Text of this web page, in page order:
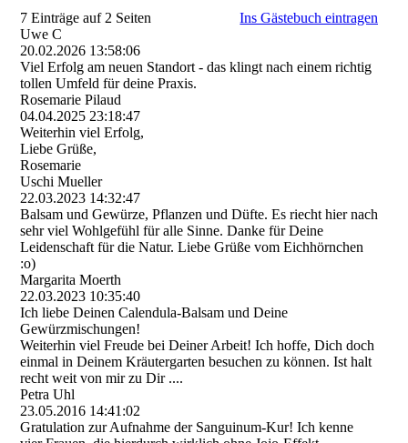
7 Einträge auf 2 Seiten
Ins Gästebuch eintragen
Uwe C
20.02.2026 13:58:06
Viel Erfolg am neuen Standort - das klingt nach einem richtig
tollen Umfeld für deine Praxis.
Rosemarie Pilaud
04.04.2025 23:18:47
Weiterhin viel Erfolg,
Liebe Grüße,
Rosemarie
Uschi Mueller
22.03.2023 14:32:47
Balsam und Gewürze, Pflanzen und Düfte. Es riecht hier nach
sehr viel Wohlgefühl für alle Sinne. Danke für Deine
Leidenschaft für die Natur. Liebe Grüße vom Eichhörnchen
:o)
Margarita Moerth
22.03.2023 10:35:40
Ich liebe Deinen Calendula-Balsam und Deine
Gewürzmischungen!
Weiterhin viel Freude bei Deiner Arbeit! Ich hoffe, Dich doch
einmal in Deinem Kräutergarten besuchen zu können. Ist halt
recht weit von mir zu Dir ....
Petra Uhl
23.05.2016 14:41:02
Gratulation zur Aufnahme der Sanguinum-Kur! Ich kenne